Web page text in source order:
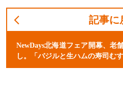
記事に
NewDays北海道フェア開幕、老
し。「バジルと生ハムの寿司む